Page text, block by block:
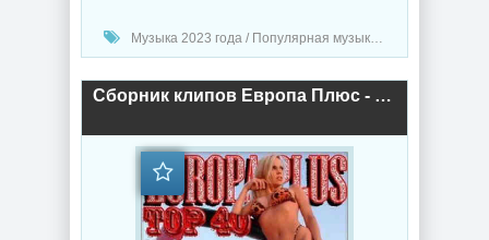
Музыка 2023 года / Популярная музыка / Клубная музыка / Клипы - Концерты / Поп музыка / Танцевальная музыка
Сборник клипов Европа Плюс - ЕвроХит Топ 40 - 2015 (2022) торрент